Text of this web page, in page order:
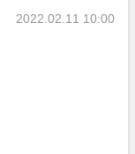
2022.02.11 10:00